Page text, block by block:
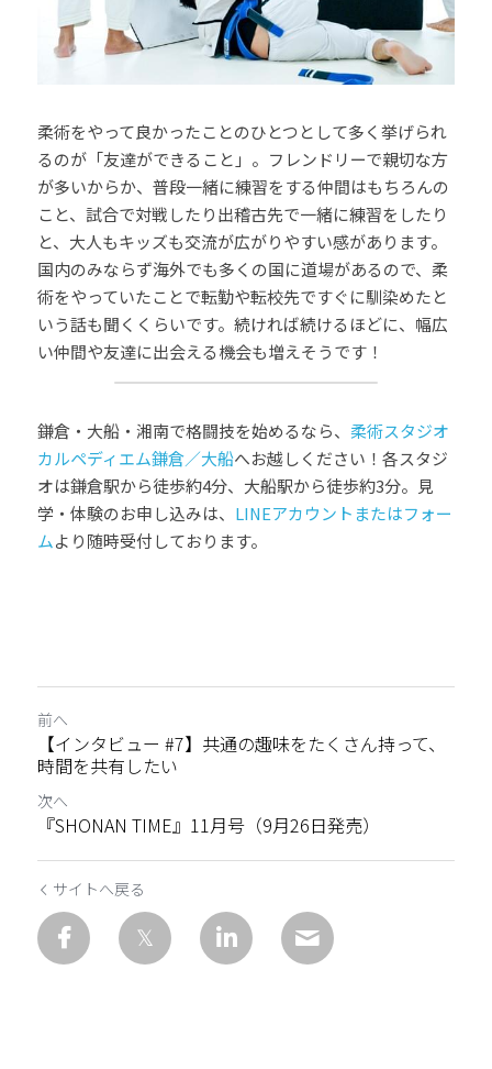
柔術をやって良かったことのひとつとして多く挙げられ
るのが「友達ができること」。フレンドリーで親切な方
が多いからか、普段一緒に練習をする仲間はもちろんの
こと、試合で対戦したり出稽古先で一緒に練習をしたり
と、大人もキッズも交流が広がりやすい感があります。
国内のみならず海外でも多くの国に道場があるので、柔
術をやっていたことで転勤や転校先ですぐに馴染めたと
いう話も聞くくらいです。続ければ続けるほどに、幅広
い仲間や友達に出会える機会も増えそうです！
鎌倉・大船・湘南で格闘技を始めるなら、 柔術スタジオ
カルペディエム鎌倉／大船へお越しください！各スタジ
オは鎌倉駅から徒歩約4分、大船駅から徒歩約3分。見
学・体験のお申し込みは、 LINEアカウントまたはフォー
ムより随時受付しております。
前へ
【インタビュー #7】共通の趣味をたくさん持って、
時間を共有したい
次へ
『SHONAN TIME』11月号（9月26日発売）
サイトへ戻る